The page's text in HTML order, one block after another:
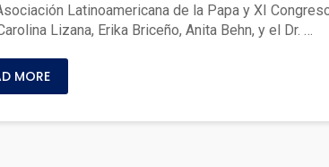
Latinoamericana de la Papa y XI
Lizana, Erika Briceño, Anita Behn, y el Dr. …
MORE